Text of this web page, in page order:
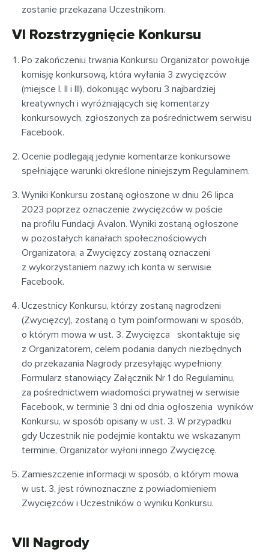
zostanie przekazana Uczestnikom.
VI Rozstrzygnięcie Konkursu
Po zakończeniu trwania Konkursu Organizator powołuje
komisję konkursową, która wyłania 3 zwycięzców
(miejsce I, II i III), dokonując wyboru 3 najbardziej
kreatywnych i wyróżniających się komentarzy
konkursowych, zgłoszonych za pośrednictwem serwisu
Facebook.
Ocenie podlegają jedynie komentarze konkursowe
spełniające warunki określone niniejszym Regulaminem.
Wyniki Konkursu zostaną ogłoszone w dniu 26 lipca
2023 poprzez oznaczenie zwycięzców w poście
na profilu Fundacji Avalon. Wyniki zostaną ogłoszone
w pozostałych kanałach społecznościowych
Organizatora, a Zwycięzcy zostaną oznaczeni
z wykorzystaniem nazwy ich konta w serwisie
Facebook.
Uczestnicy Konkursu, którzy zostaną nagrodzeni
(Zwycięzcy), zostaną o tym poinformowani w sposób,
o którym mowa w ust. 3. Zwycięzca skontaktuje się
z Organizatorem, celem podania danych niezbędnych
do przekazania Nagrody przesyłając wypełniony
Formularz stanowiący Załącznik Nr 1 do Regulaminu,
za pośrednictwem wiadomości prywatnej w serwisie
Facebook, w terminie 3 dni od dnia ogłoszenia wyników
Konkursu, w sposób opisany w ust. 3. W przypadku
gdy Uczestnik nie podejmie kontaktu we wskazanym
terminie, Organizator wyłoni innego Zwycięzcę.
Zamieszczenie informacji w sposób, o którym mowa
w ust. 3, jest równoznaczne z powiadomieniem
Zwycięzców i Uczestników o wyniku Konkursu.
VII Nagrody